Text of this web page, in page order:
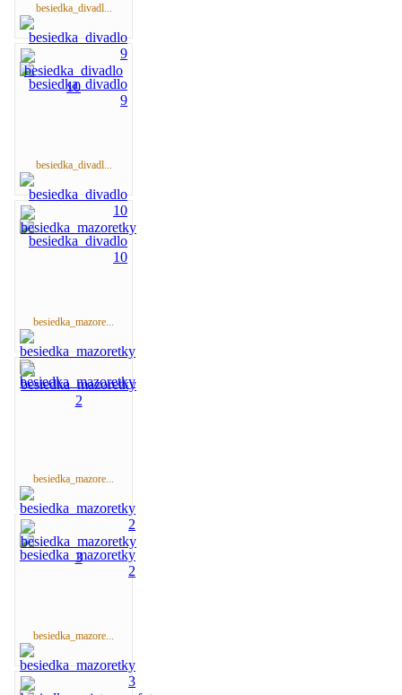
besiedka_divadl...
besiedka_divadl...
besiedka_mazore...
besiedka_mazore...
besiedka_mazore...